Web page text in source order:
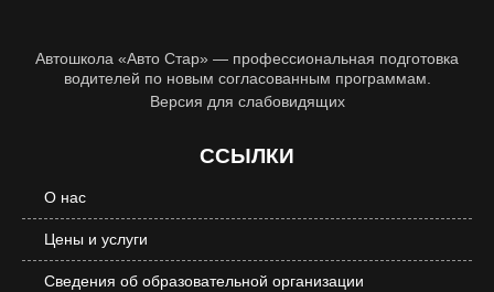
Автошкола «Авто Стар» — профессиональная подготовка
водителей по новым согласованным программам.
Версия для слабовидящих
ССЫЛКИ
О нас
Цены и услуги
Сведения об образовательной организации